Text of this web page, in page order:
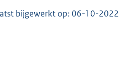
bijgewerkt op: 06-10-2022